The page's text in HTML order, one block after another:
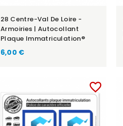
28 Centre-Val De Loire -
Armoiries | Autocollant
Plaque Immatriculation®
6,00 €
favorite_border